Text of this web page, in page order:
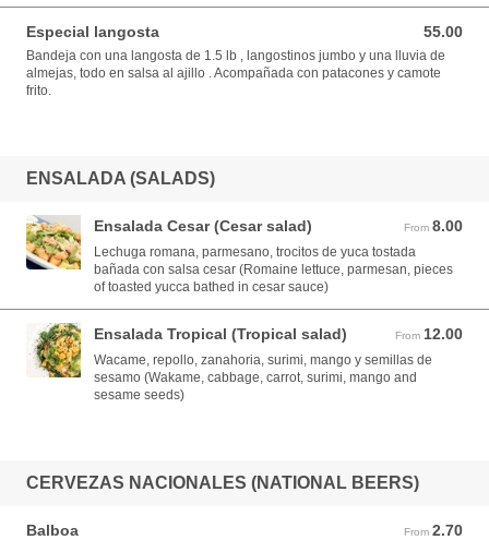
Especial langosta 55.00
55.00 USD
Bandeja con una langosta de 1.5 lb , langostinos jumbo y una lluvia de
almejas, todo en salsa al ajillo . Acompañada con patacones y camote
frito.
ENSALADA (SALADS)
Ensalada Cesar (Cesar salad) From 8.00
From 8.00 USD
Lechuga romana, parmesano, trocitos de yuca tostada
bañada con salsa cesar (Romaine lettuce, parmesan, pieces
of toasted yucca bathed in cesar sauce)
Ensalada Tropical (Tropical salad) From 12.00
From 12.00 USD
Wacame, repollo, zanahoria, surimi, mango y semillas de
sesamo (Wakame, cabbage, carrot, surimi, mango and
sesame seeds)
CERVEZAS NACIONALES (NATIONAL BEERS)
Balboa From 2.70
From 2.70 USD